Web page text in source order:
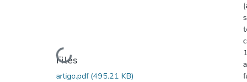
Loading...
Files
artigo.pdf(495.21 KB)